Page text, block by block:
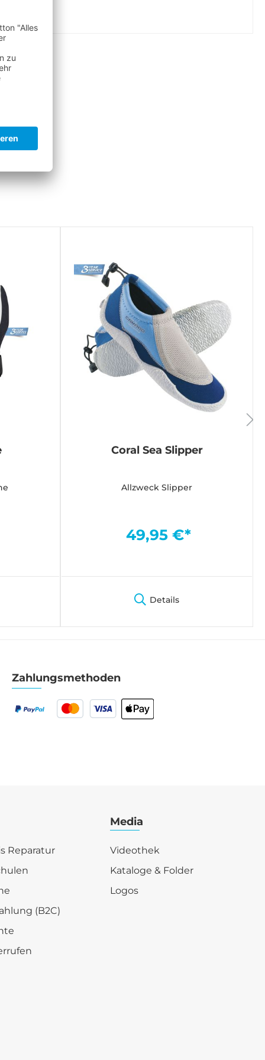
Coral Sea Slipper
Allzweck Slipper
49,95 €*
Details
Zahlungsmethoden
Reparatur
(B2C)
Media
Videothek
Kataloge & Folder
Logos